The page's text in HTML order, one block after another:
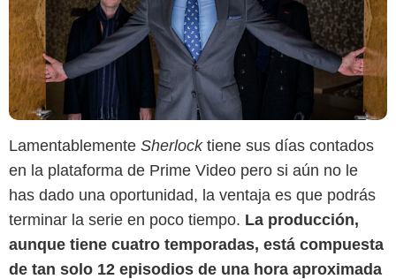
Lamentablemente Sherlock tiene sus días contados
en la plataforma de Prime Video pero si aún no le
has dado una oportunidad, la ventaja es que podrás
terminar la serie en poco tiempo. La producción,
aunque tiene cuatro temporadas, está compuesta
de tan solo 12 episodios de una hora aproximada